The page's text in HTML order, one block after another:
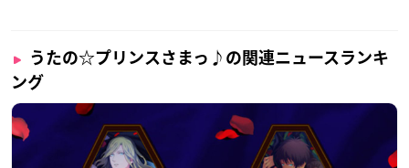
うたの☆プリンスさまっ♪の関連ニュースランキ
ング